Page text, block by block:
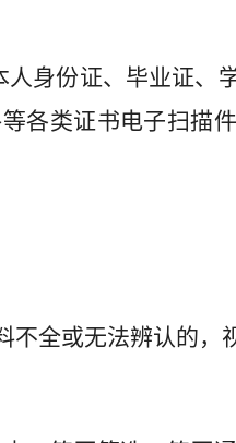
人身份证、毕业证、
各类证书电子扫描
不全或无法辨认的，